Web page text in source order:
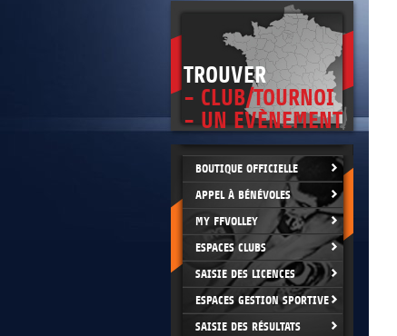
TROUVER
- CLUB/TOURNOI
- UN EVÈNEMENT
BOUTIQUE OFFICIELLE
APPEL À BÉNÉVOLES
MY FFVOLLEY
ESPACES CLUBS
SAISIE DES LICENCES
ESPACES GESTION SPORTIVE
SAISIE DES RÉSULTATS